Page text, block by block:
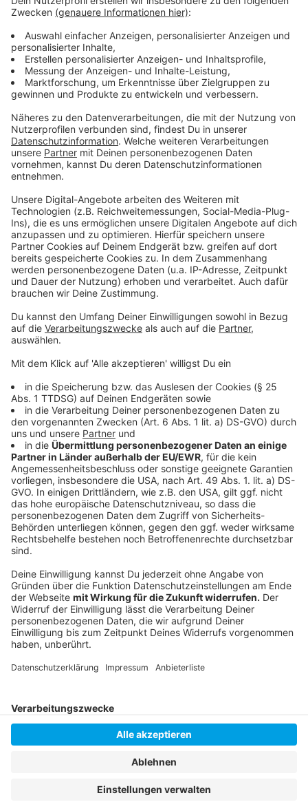
Besucher das gesamte Wochenende über Zeit für
Anzeige
Öffnungszeiten, Eintritt und Infos
Anzeige
Der Eintritt zur Landpartie Grafenberg kostet 12 Euro.
kostenlos auf das Gelände.
Anzeige
Mehr Infos und Links zum Thema:
Unser Veranstaltungskalender
Anzeige
Folge uns für mehr News & Updates:
Anzeige
Instagram
Anzeige